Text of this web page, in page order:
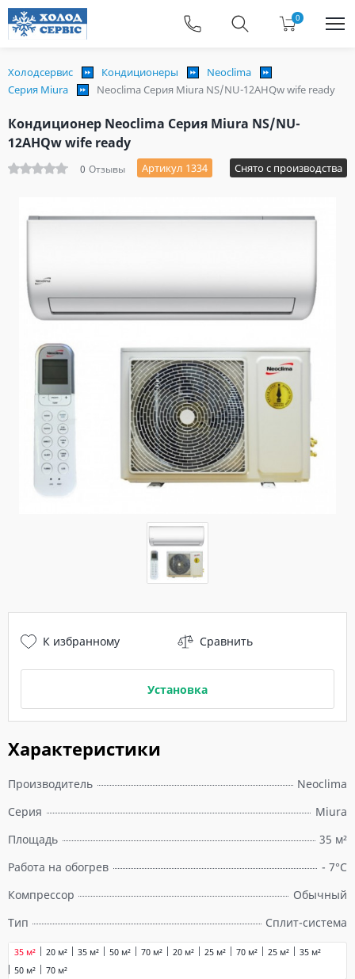
0
Холодсервис Кондиционеры
Neoclima
Серия Miura
Neoclima Серия Miura NS/NU-12AHQw wife ready
Кондиционер Neoclima Серия Miura NS/NU-
12AHQw wife ready
0 Отзывы Артикул 1334 Снято с производства
Характеристики
Производитель
Neoclima
Серия
Miura
Площадь
35 м²
Работа на обогрев
- 7°C
Компрессор
Обычный
Тип
Сплит-система
20 м² 35 м² 50 м² 70 м² 20 м² 25 м²
35 м² 70 м² 25 м²
35 м²
50 м²
70 м²
К избранному Сравнить
Установка